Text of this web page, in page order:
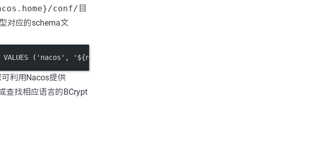
conf/ 目
对应的schema文
VALUES ( 'nacos' , '${new_password}'
利用Nacos提供
查找相应语言的BCrypt